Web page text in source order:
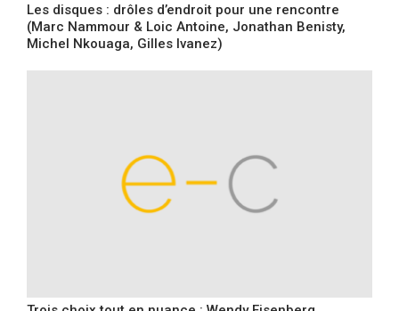
Les disques : drôles d’endroit pour une rencontre
(Marc Nammour & Loic Antoine, Jonathan Benisty,
Michel Nkouaga, Gilles Ivanez)